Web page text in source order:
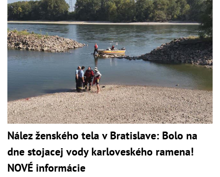
Nález ženského tela v Bratislave: Bolo na
dne stojacej vody karloveského ramena!
NOVÉ informácie